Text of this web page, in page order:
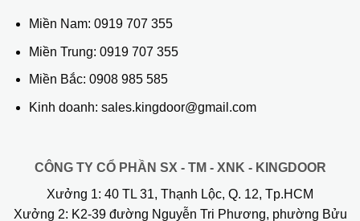
Miền Nam: 0919 707 355
Miền Trung: 0919 707 355
Miền Bắc: 0908 985 585
Kinh doanh: sales.kingdoor@gmail.com
CÔNG TY CỔ PHẦN SX - TM - XNK - KINGDOOR
Xưởng 1: 40 TL 31, Thạnh Lộc, Q. 12, Tp.HCM
Xưởng 2: K2-39 đường Nguyễn Tri Phương, phường Bửu